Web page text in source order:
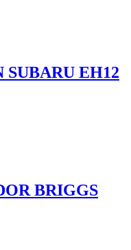
SUBARU EH12
BRIGGS